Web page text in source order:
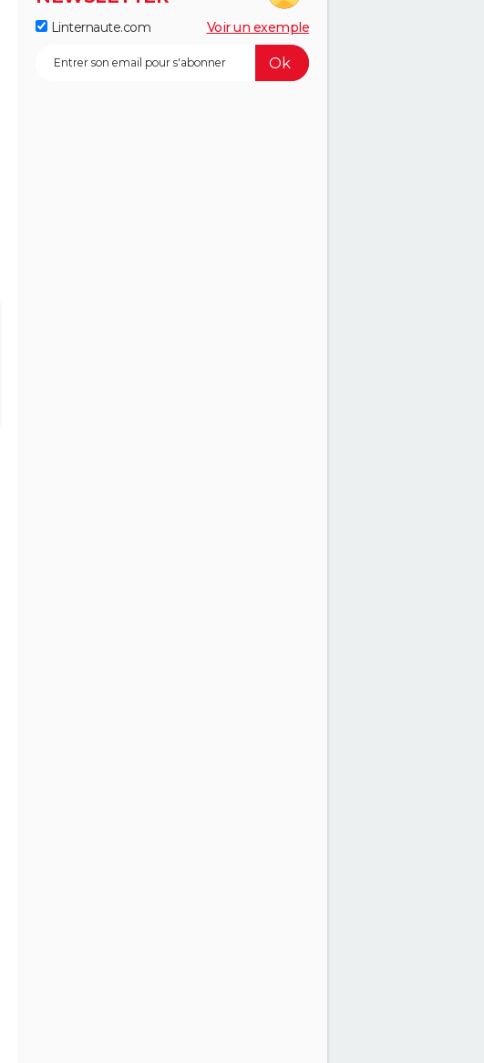
Linternaute.com Voir un exemple